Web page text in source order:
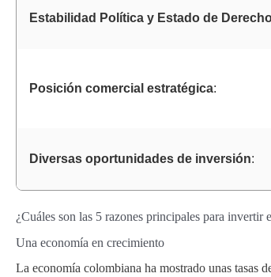
Estabilidad Política y Estado de
Posición comercial estratégica:
Diversas oportunidades de inversión:
¿Cuáles son las 5 razones principales para invertir
Una economía en crecimiento
La economía colombiana ha mostrado unas tasas